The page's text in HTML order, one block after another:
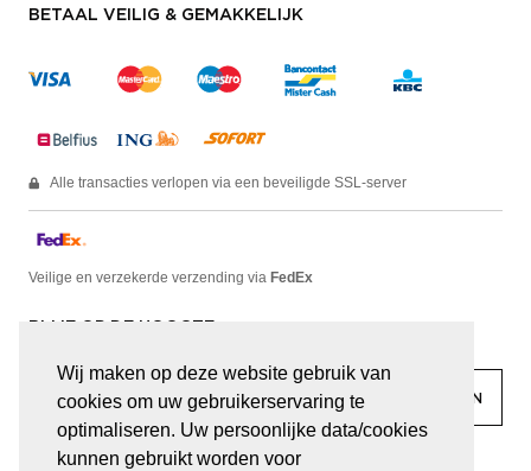
Wij maken op deze website gebruik van
cookies om uw gebruikerservaring te
optimaliseren. Uw persoonlijke data/cookies
kunnen gebruikt worden voor
BETAAL VEILIG & GEMAKKELIJK
Alle transacties verlopen via een beveiligde SSL-server
Veilige en verzekerde verzending via FedEx
BLIJF OP DE HOOGTE
facebook linkedin